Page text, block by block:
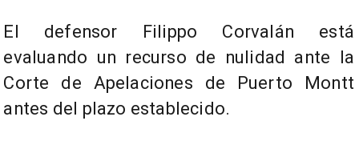
El defensor Filippo Corvalán está
evaluando un recurso de nulidad ante la
Corte de Apelaciones de Puerto Montt
antes del plazo establecido.